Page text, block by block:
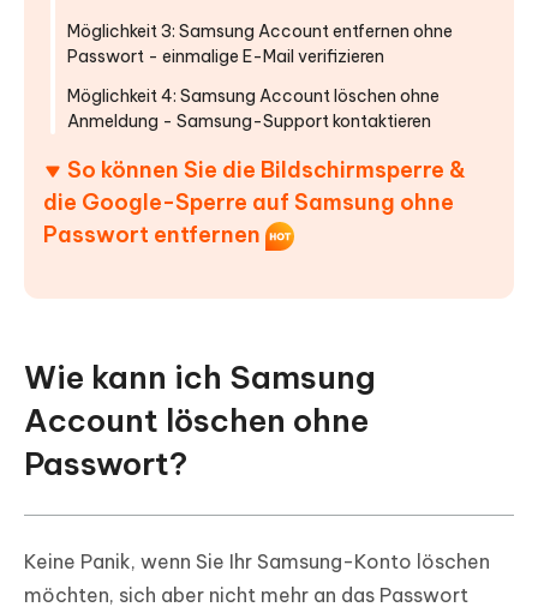
Möglichkeit 3: Samsung Account entfernen ohne
Passwort - einmalige E-Mail verifizieren
Möglichkeit 4: Samsung Account löschen ohne
Anmeldung - Samsung-Support kontaktieren
So können Sie die Bildschirmsperre &
die Google-Sperre auf Samsung ohne
Passwort entfernen
Wie kann ich Samsung
Account löschen ohne
Passwort?
Keine Panik, wenn Sie Ihr Samsung-Konto löschen
möchten, sich aber nicht mehr an das Passwort